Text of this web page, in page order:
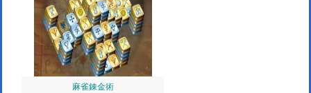
麻雀錬金術